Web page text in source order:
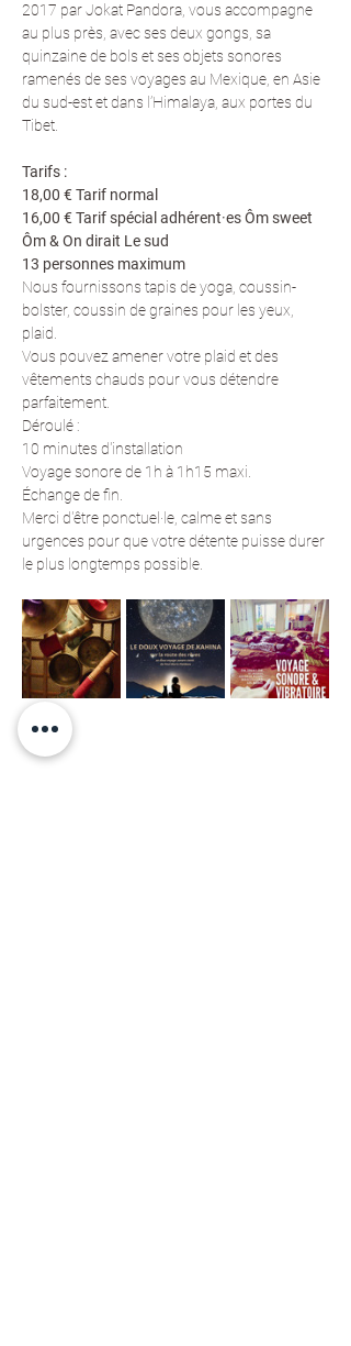
2017 par Jokat Pandora, vous accompagne
au plus près, avec ses deux gongs, sa
quinzaine de bols et ses objets sonores
ramenés de ses voyages au Mexique, en Asie
du sud-est et dans l’Himalaya, aux portes du
Tibet.
Tarifs :
18,00 € Tarif normal
16,00 € Tarif spécial adhérent·es Ôm sweet
Ôm & On dirait Le sud
13 personnes maximum
Nous fournissons tapis de yoga, coussin-
bolster, coussin de graines pour les yeux,
plaid.
Vous pouvez amener votre plaid et des
vêtements chauds pour vous détendre
parfaitement.
Déroulé :
10 minutes d'installation
Voyage sonore de 1h à 1h15 maxi.
Échange de fin.
Merci d'être ponctuel·le, calme et sans
urgences pour que votre détente puisse durer
le plus longtemps possible.